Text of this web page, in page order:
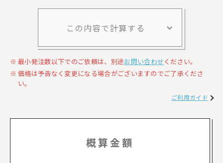
この内容で計算する
最小発注数以下でのご依頼は、別途お問い合わせください。
価格は予告なく変更になる場合がございますのでご了承くださ
い。
ご利用ガイド
概算金額